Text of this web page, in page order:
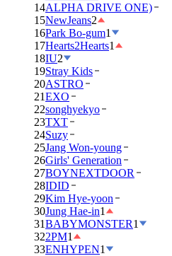
14ALPHA DRIVE ONE)
15NewJeans2
16Park Bo-gum1
17Hearts2Hearts1
18IU2
19Stray Kids
20ASTRO
21EXO
22songhyekyo
23TXT
24Suzy
25Jang Won-young
26Girls' Generation
27BOYNEXTDOOR
28IDID
29Kim Hye-yoon
30Jung Hae-in1
31BABYMONSTER1
322PM1
33ENHYPEN1